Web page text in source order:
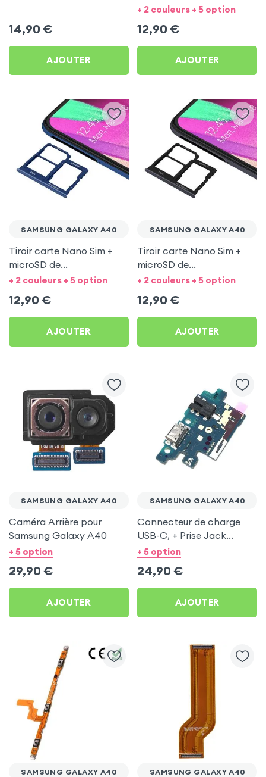
14,90 €
AJOUTER
remplacement - Blanc
A40
+ 2 couleurs + 5 option
12,90 €
AJOUTER
SAMSUNG GALAXY A40
Tiroir carte Nano Sim +
microSD de
remplacement - Bleu pour
+ 2 couleurs + 5 option
12,90 €
AJOUTER
SAMSUNG GALAXY A40
Tiroir carte Nano Sim +
microSD de
remplacement - Noir pour
+ 2 couleurs + 5 option
12,90 €
AJOUTER
SAMSUNG GALAXY A40
Caméra Arrière pour
Samsung Galaxy A40
+ 5 option
29,90 €
AJOUTER
SAMSUNG GALAXY A40
Connecteur de charge
USB-C, + Prise Jack
3.5mm 100% Compatible
A40
+ 5 option
24,90 €
AJOUTER
SAMSUNG GALAXY A40 SAMSUNG GALAXY A40